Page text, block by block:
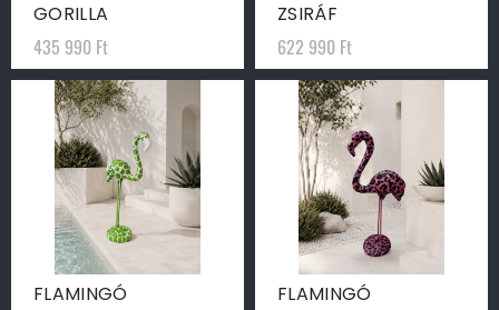
GORILLA
435 990 Ft
ZSIRÁF
622 990 Ft
FLAMINGÓ FLAMINGÓ